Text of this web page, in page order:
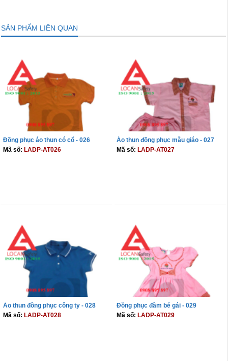
SẢN PHẨM LIÊN QUAN
Đồng phục áo thun có cổ - 026
Mã số: LADP-AT026
Áo thun đồng phục mẫu giáo - 027
Mã số: LADP-AT027
Áo thun đồng phục công ty - 028
Mã số: LADP-AT028
Đồng phục đầm bé gái - 029
Mã số: LADP-AT029